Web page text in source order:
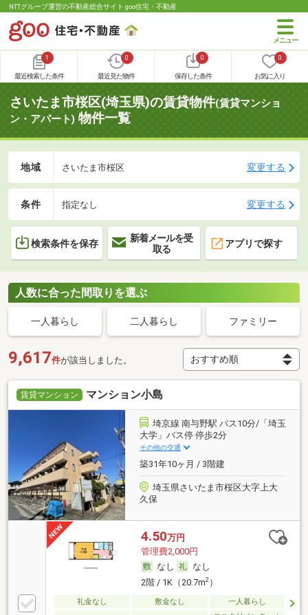
NTTグループ運営の不動産総合サイト goo住宅・不動産
1
最近検索した条件
0
最近見た物件
0
保存した条件
0
お気に入り
さいたま市桜区(埼玉県)の賃貸物件(賃貸マンショ
ン・アパート) 物件一覧
地域 さいたま市桜区 変更する
条件 指定なし 変更する
検索条件を保存
新着メールを受
取る
アプリで探す
人数に合った間取りを選ぶ
一人暮らし 二人暮らし ファミリー
9,617件が該当しました。
賃貸マンション マンション小島
埼京線 南与野駅 バス10分/「埼玉
大学」バス停 停歩2分
その他の交通
築31年10ヶ月 / 3階建
埼玉県さいたま市桜区大字上大
久保
4.50万円
管理費2,000円
なし
なし
2階 / 1K（20.7m2）
礼金なし 敷金なし 一人暮らし